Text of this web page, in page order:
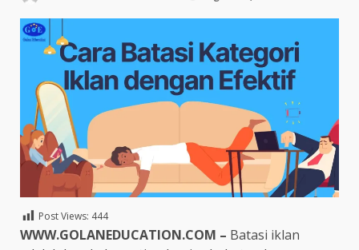
Post Views: 444
WWW.GOLANEDUCATION.COM – Batasi iklan